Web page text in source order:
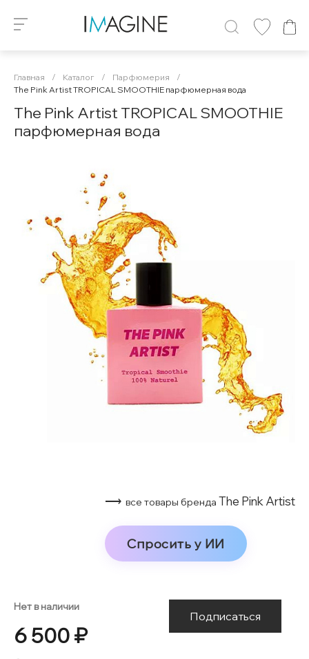
Главная / Каталог / Парфюмерия
/
The Pink Artist TROPICAL SMOOTHIE парфюмерная вода
The Pink Artist TROPICAL SMOOTHIE
парфюмерная вода
⟶ все товары бренда The Pink Artist
Спросить у ИИ
Нет в наличии
6 500 ₽
Подписаться